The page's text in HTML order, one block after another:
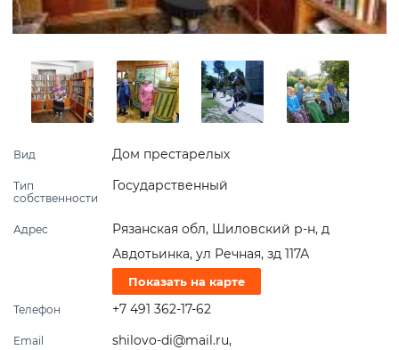
Вид Дом престарелых
Тип
собственности
Государственный
Адрес
Рязанская обл, Шиловский р-н, д
Авдотьинка, ул Речная, зд 117А
Показать на карте
Телефон +7 491 362-17-62
Email shilovo-di@mail.ru,